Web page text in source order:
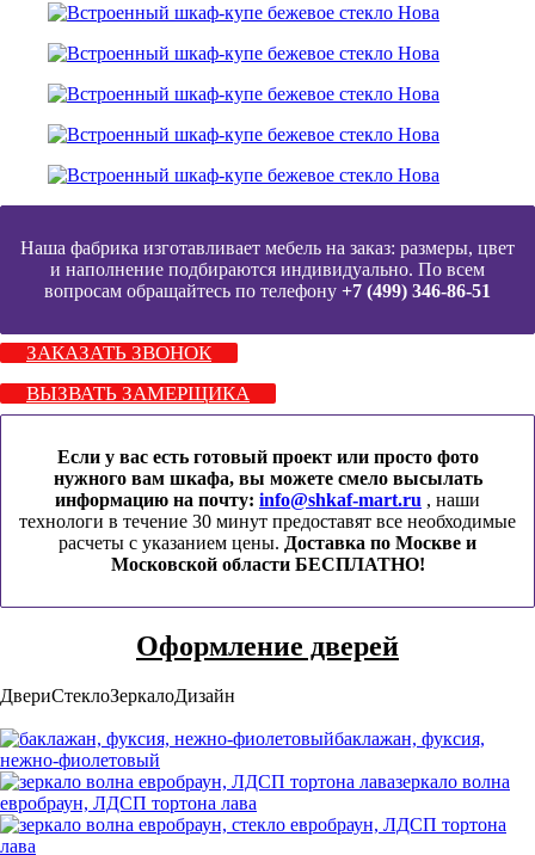
Наша фабрика изготавливает мебель на заказ: размеры, цвет
и наполнение подбираются индивидуально. По всем
вопросам обращайтесь по телефону +7 (499) 346-86-51
ЗАКАЗАТЬ ЗВОНОК
ВЫЗВАТЬ ЗАМЕРЩИКА
Если у вас есть готовый проект или просто фото
нужного вам шкафа, вы можете смело высылать
информацию на почту: info@shkaf-mart.ru , наши
технологи в течение 30 минут предоставят все необходимые
расчеты с указанием цены. Доставка по Москве и
Московской области БЕСПЛАТНО!
Оформление дверей
ДвериСтеклоЗеркалоДизайн
баклажан, фуксия,
нежно-фиолетовый
зеркало волна
евробраун, ЛДСП тортона лава